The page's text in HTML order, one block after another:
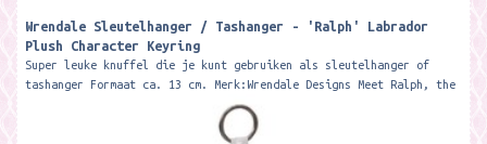
Wrendale Sleutelhanger / Tashanger - 'Ralph' Labrador
Plush Character Keyring
Super leuke knuffel die je kunt gebruiken als sleutelhanger of
tashanger Formaat ca. 13 cm. Merk:Wrendale Designs Meet Ralph, the